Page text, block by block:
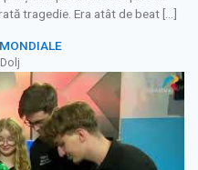
tragedie. Era atât de beat […]